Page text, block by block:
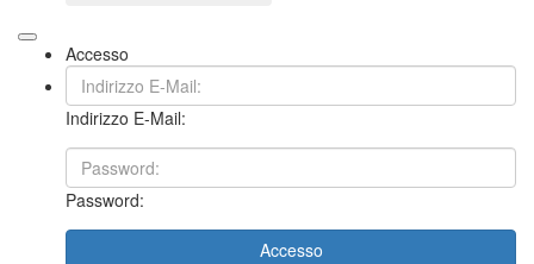
Accesso
Indirizzo E-Mail:
Password:
Accesso